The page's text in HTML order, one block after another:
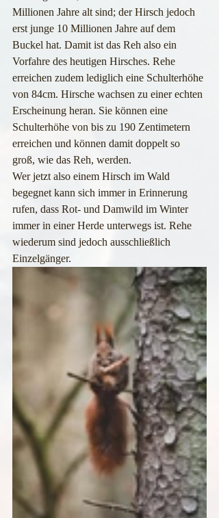
Millionen Jahre alt sind; der Hirsch jedoch
erst junge 10 Millionen Jahre auf dem
Buckel hat. Damit ist das Reh also ein
Vorfahre des heutigen Hirsches. Rehe
erreichen zudem lediglich eine Schulterhöhe
von 84cm. Hirsche wachsen zu einer echten
Erscheinung heran. Sie können eine
Schulterhöhe von bis zu 190 Zentimetern
erreichen und können damit doppelt so
groß, wie das Reh, werden.
Wer jetzt also einem Hirsch im Wald
begegnet kann sich immer in Erinnerung
rufen, dass Rot- und Damwild im Winter
immer in einer Herde unterwegs ist. Rehe
wiederum sind jedoch ausschließlich
Einzelgänger.